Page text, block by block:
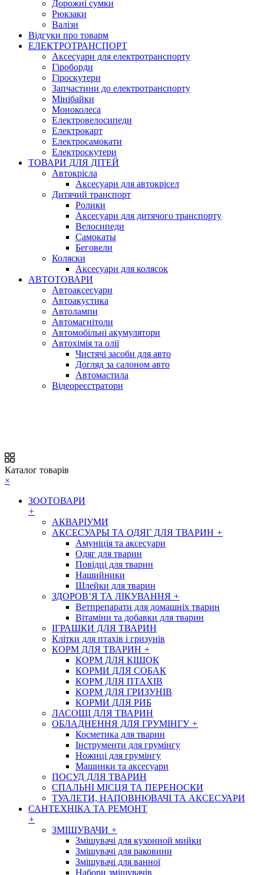
Дорожні сумки
Рюкзаки
Валізи
Відгуки про товарм
ЕЛЕКТРОТРАНСПОРТ
Аксесуари для електротранспорту
Гіроборди
Гіроскутери
Запчастини до електротранспорту
Мінібайки
Моноколеса
Електровелосипеди
Електрокарт
Електросамокати
Електроскутери
ТОВАРИ ДЛЯ ДІТЕЙ
Автокрісла
Аксесуари для автокрісел
Дитячий транспорт
Ролики
Аксесуари для дитячого транспорту
Велосипеди
Самокаты
Беговели
Коляски
Аксесуари для колясок
АВТОТОВАРИ
Автоаксесуари
Автоакустика
Автолампи
Автомагнітоли
Автомобільні акумулятори
Автохімія та олії
Чистячі засоби для авто
Догляд за салоном авто
Автомастила
Відеореєстратори
Каталог товарів
×
ЗООТОВАРИ
+
АКВАРІУМИ
АКСЕСУАРЫ ТА ОДЯГ ДЛЯ ТВАРИН +
Амуніція та аксесуари
Одяг для тварин
Повідці для тварин
Нашийники
Шлейки для тварин
ЗДОРОВ’Я ТА ЛІКУВАННЯ +
Ветпрепарати для домашніх тварин
Вітаміни та добавки для тварин
ІГРАШКИ ДЛЯ ТВАРИН
Клітки для птахів і гризунів
КОРМ ДЛЯ ТВАРИН +
КОРМ ДЛЯ КІШОК
КОРМИ ДЛЯ СОБАК
КОРМ ДЛЯ ПТАХІВ
КОРМ ДЛЯ ГРИЗУНІВ
КОРМИ ДЛЯ РИБ
ЛАСОЩІ ДЛЯ ТВАРИН
ОБЛАДНЕННЯ ДЛЯ ГРУМІНГУ +
Косметика для тварин
Інструменти для грумінгу
Ножиці для грумінгу
Машинки та аксесуари
ПОСУД ДЛЯ ТВАРИН
СПАЛЬНІ МІСЦЯ ТА ПЕРЕНОСКИ
ТУАЛЕТИ, НАПОВНЮВАЧІ ТА АКСЕСУАРИ
САНТЕХНІКА ТА РЕМОНТ
+
ЗМІШУВАЧИ +
Змішувачі для кухонной мийки
Змішувачі для раковини
Змішувачі для ванної
Набори змішувачів